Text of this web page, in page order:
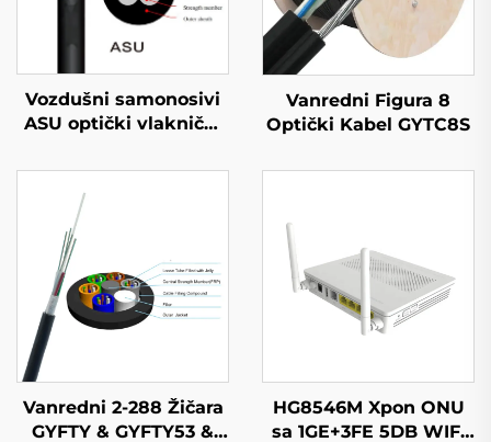
Vozdušni samonosivi
ASU optički vlaknični
Vanredni Figura 8
Optički Kabel GYTC8S
Vanredni 2-288 Žičara
GYFTY & GYFTY53 &
HG8546M Xpon ONU
sa 1GE+3FE 5DB WIFI